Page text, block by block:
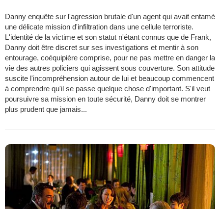
Danny enquête sur l'agression brutale d'un agent qui avait entamé
une délicate mission d'infiltration dans une cellule terroriste.
L'identité de la victime et son statut n'étant connus que de Frank,
Danny doit être discret sur ses investigations et mentir à son
entourage, coéquipière comprise, pour ne pas mettre en danger la
vie des autres policiers qui agissent sous couverture. Son attitude
suscite l'incompréhension autour de lui et beaucoup commencent
à comprendre qu'il se passe quelque chose d'important. S'il veut
poursuivre sa mission en toute sécurité, Danny doit se montrer
plus prudent que jamais...